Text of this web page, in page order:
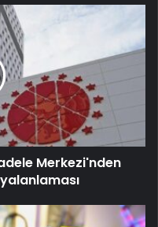
Merkezi'nden